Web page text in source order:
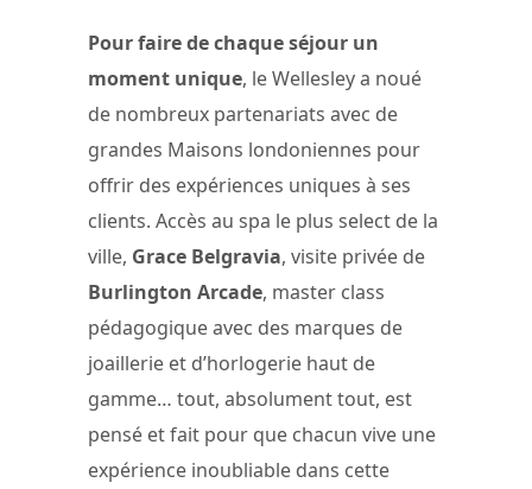
Pour faire de chaque séjour un
moment unique, le Wellesley a noué
de nombreux partenariats avec de
grandes Maisons londoniennes pour
offrir des expériences uniques à ses
clients. Accès au spa le plus select de la
ville, Grace Belgravia, visite privée de
Burlington Arcade, master class
pédagogique avec des marques de
joaillerie et d’horlogerie haut de
gamme… tout, absolument tout, est
pensé et fait pour que chacun vive une
expérience inoubliable dans cette